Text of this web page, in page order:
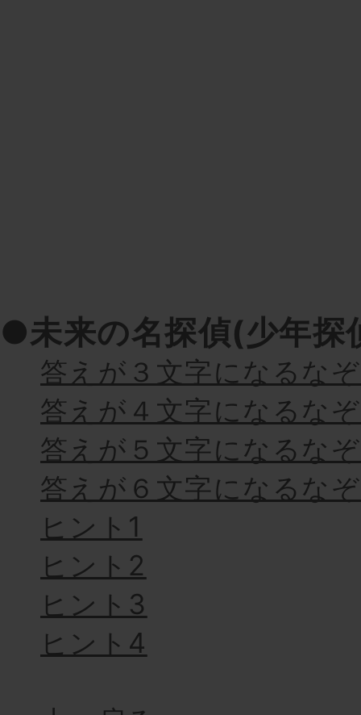
●未来の名探偵(少年探
答えが３文字になるな
答えが４文字になるな
答えが５文字になるな
答えが６文字になるな
ヒント1
ヒント2
ヒント3
ヒント4